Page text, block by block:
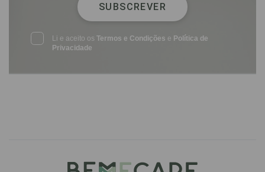
SUBSCREVER
Li e aceito osTermos e Condições e Política de
Privacidade